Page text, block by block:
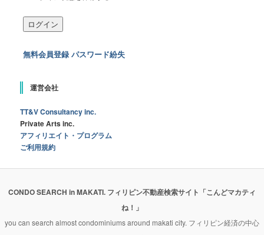
無料会員登録 パスワード紛失
運営会社
TT&V Consultancy inc.
Private Arts inc.
アフィリエイト・プログラム
ご利用規約
CONDO SEARCH in MAKATI. フィリピン不動産検索サイト「こんどマカティ
ね！」
you can search almost condominiums around makati city. フィリピン経済の中心